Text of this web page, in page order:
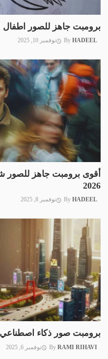
برومبت جاهز للصور اطفال :
By HADEEL نوفمبر 10, 2025
أقوى برومبت جاهز للصور
2026
By HADEEL نوفمبر 8, 2025
برومبت صور ذكاء اصطناعي : أفضل
By RAMI RIHAVI نوفمبر 6, 2025